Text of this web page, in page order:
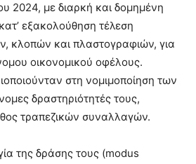
2024, με διαρκή και δομημένη
εξακολούθηση τέλεση
κλοπών και πλαστογραφιών, για
οικονομικού οφέλους.
στη νομιμοποίηση των
δραστηριότητές τους,
τραπεζικών συναλλαγών.
της δράσης τους (modus